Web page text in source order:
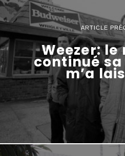
ARTICLE
Weezer: le
continué
m’a